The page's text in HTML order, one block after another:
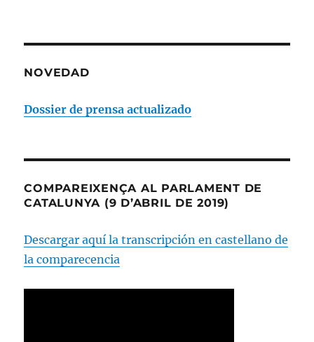
NOVEDAD
Dossier de prensa actualizado
COMPAREIXENÇA AL PARLAMENT DE
CATALUNYA (9 D’ABRIL DE 2019)
Descargar aquí la transcripción en castellano de
la comparecencia